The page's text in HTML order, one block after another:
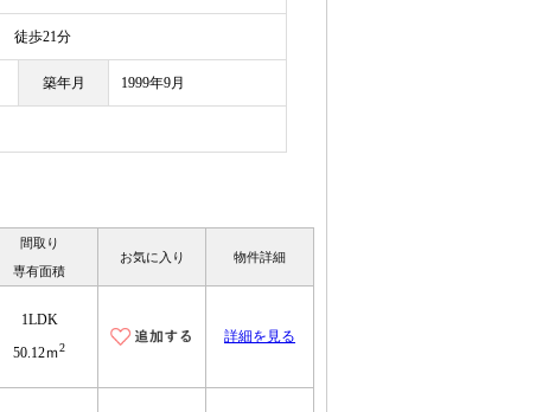
徒歩21分
築年月 1999年9月
間取り
専有面積
お気に入り 物件詳細
1LDK
50.12ｍ2
詳細を見る